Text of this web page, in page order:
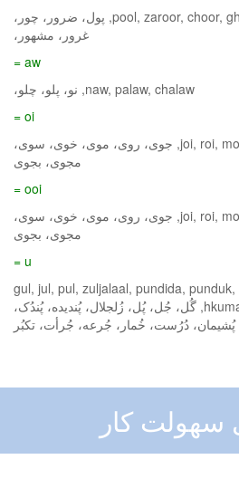
pool, zaroor, choor, ghuroor, mashhoor, majboor, پول، ضرور، چور،
غرور، مشهور،
aw =
naw, palaw, chalaw, نو، پلو، چلو،
oi =
joi, roi, moi, soi, khoi, majoi, bejoi, جوی، روی، موی، خوی، سوی،
مجوی، بجوی
ooi =
joi, roi, moi, soi, khoi, majoi, bejoi, جوی، روی، موی، خوی، سوی،
مجوی، بجوی
u =
gul, jul, pul, zuljalaal, pundida,
hkumaar, jur’a, jur’at, takabur, گُل، جُل، پُل، زُلجلال، پُندیده، پُندُک،
پُشیمان، دُرُست، خُمار، جُرعه، جُرأت، تکبُر
سهولت کار